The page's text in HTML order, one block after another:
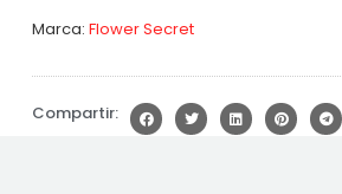
Marca: Flower Secret
Compartir: